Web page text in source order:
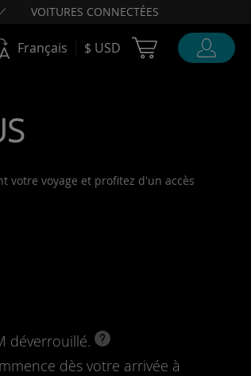
VOITURES CONNECTÉES
Français $ USD Cart Ubigi
votre voyage et profitez d'un accès
déverrouillé.
dès votre arrivée à